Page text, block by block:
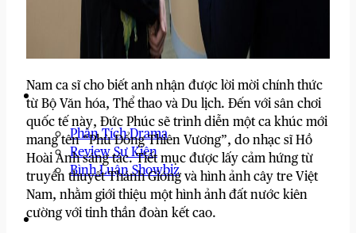
Hot Trend & Viral
Câu Chuyện Hài Hước
Góc Cộng Đồng
Góc Nhìn
Phân Tích Drama
Review Sự Kiện
Bình Luận Showbiz
Hậu Trường Showbiz
Nam ca sĩ cho biết anh nhận được lời mời chính thức
từ Bộ Văn hóa, Thể thao và Du lịch. Đến với sân chơi
quốc tế này, Đức Phúc sẽ trình diễn một ca khúc mới
mang tên “Phù Đổng Thiên Vương”, do nhạc sĩ Hồ
Hoài Anh sáng tác. Tiết mục được lấy cảm hứng từ
truyền thuyết Thánh Gióng và hình ảnh cây tre Việt
Nam, nhằm giới thiệu một hình ảnh đất nước kiên
cường với tinh thần đoàn kết cao.